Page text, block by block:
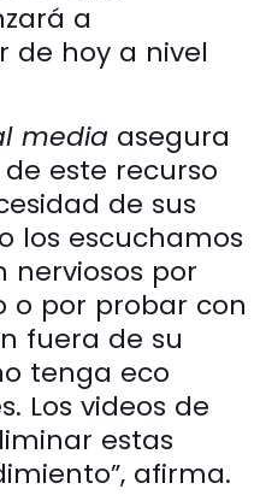
a
de hoy a nivel
media asegura
este recurso
de sus
los escuchamos
nerviosos por
o por probar con
fuera de su
tenga eco
Los videos de
estas
afirma.